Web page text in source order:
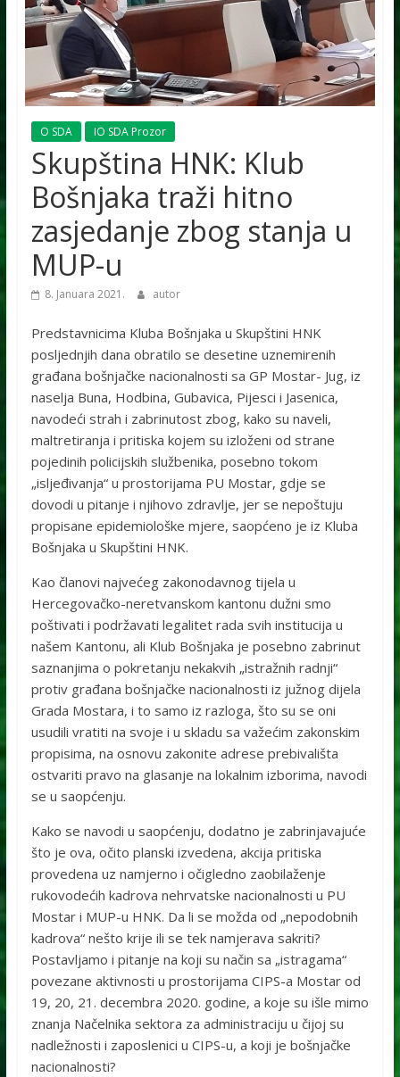
O SDA IO SDA Prozor
Skupština HNK: Klub
Bošnjaka traži hitno
zasjedanje zbog stanja u
MUP-u
8. Januara 2021. autor
Predstavnicima Kluba Bošnjaka u Skupštini HNK
posljednjih dana obratilo se desetine uznemirenih
građana bošnjačke nacionalnosti sa GP Mostar- Jug, iz
naselja Buna, Hodbina, Gubavica, Pijesci i Jasenica,
navodeći strah i zabrinutost zbog, kako su naveli,
maltretiranja i pritiska kojem su izloženi od strane
pojedinih policijskih službenika, posebno tokom
„isljeđivanja“ u prostorijama PU Mostar, gdje se
dovodi u pitanje i njihovo zdravlje, jer se nepoštuju
propisane epidemiološke mjere, saopćeno je iz Kluba
Bošnjaka u Skupštini HNK.
Kao članovi najvećeg zakonodavnog tijela u
Hercegovačko-neretvanskom kantonu dužni smo
poštivati i podržavati legalitet rada svih institucija u
našem Kantonu, ali Klub Bošnjaka je posebno zabrinut
saznanjima o pokretanju nekakvih „istražnih radnji“
protiv građana bošnjačke nacionalnosti iz južnog dijela
Grada Mostara, i to samo iz razloga, što su se oni
usudili vratiti na svoje i u skladu sa važećim zakonskim
propisima, na osnovu zakonite adrese prebivališta
ostvariti pravo na glasanje na lokalnim izborima, navodi
se u saopćenju.
Kako se navodi u saopćenju, dodatno je zabrinjavajuće
što je ova, očito planski izvedena, akcija pritiska
provedena uz namjerno i očigledno zaobilaženje
rukovodećih kadrova nehrvatske nacionalnosti u PU
Mostar i MUP-u HNK. Da li se možda od „nepodobnih
kadrova“ nešto krije ili se tek namjerava sakriti?
Postavljamo i pitanje na koji su način sa „istragama“
povezane aktivnosti u prostorijama CIPS-a Mostar od
19, 20, 21. decembra 2020. godine, a koje su išle mimo
znanja Načelnika sektora za administraciju u čijoj su
nadležnosti i zaposlenici u CIPS-u, a koji je bošnjačke
nacionalnosti?